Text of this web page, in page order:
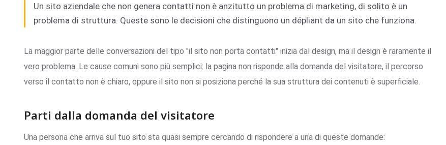
Un sito aziendale che non genera contatti non è anzitutto un problema di marketing, di solito è un
problema di struttura. Queste sono le decisioni che distinguono un dépliant da un sito che funziona.
La maggior parte delle conversazioni del tipo "il sito non porta contatti" inizia dal design, ma il design è raramente il
vero problema. Le cause comuni sono più semplici: la pagina non risponde alla domanda del visitatore, il percorso
verso il contatto non è chiaro, oppure il sito non si posiziona perché la sua struttura dei contenuti è superficiale.
Parti dalla domanda del visitatore
Una persona che arriva sul tuo sito sta quasi sempre cercando di rispondere a una di queste domande: